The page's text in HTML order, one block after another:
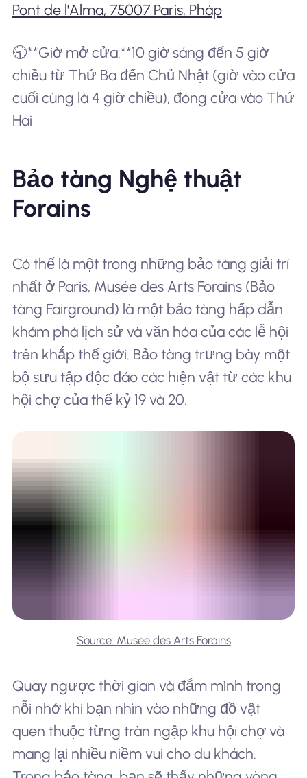
Pont de l'Alma, 75007 Paris, Pháp
🕤**Giờ mở cửa:**10 giờ sáng đến 5 giờ
chiều từ Thứ Ba đến Chủ Nhật (giờ vào cửa
cuối cùng là 4 giờ chiều), đóng cửa vào Thứ
Hai
Bảo tàng Nghệ thuật
Forains
Có thể là một trong những bảo tàng giải trí
nhất ở Paris, Musée des Arts Forains (Bảo
tàng Fairground) là một bảo tàng hấp dẫn
khám phá lịch sử và văn hóa của các lễ hội
trên khắp thế giới. Bảo tàng trưng bày một
bộ sưu tập độc đáo các hiện vật từ các khu
hội chợ của thế kỷ 19 và 20.
Source: Musee des Arts Forains
Quay ngược thời gian và đắm mình trong
nỗi nhớ khi bạn nhìn vào những đồ vật
quen thuộc từng tràn ngập khu hội chợ và
mang lại nhiều niềm vui cho du khách.